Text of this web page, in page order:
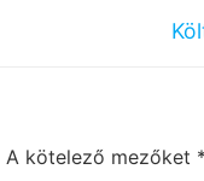
A kötelező mezőket *